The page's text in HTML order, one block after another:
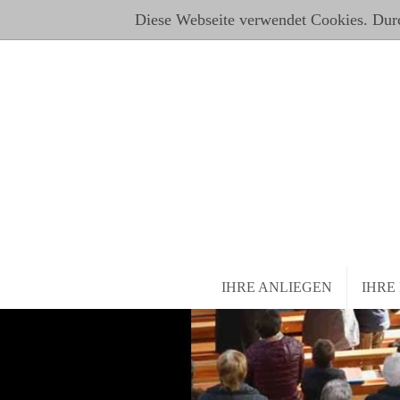
Diese Webseite verwendet Cookies.
IHRE ANLIEGEN IHRE